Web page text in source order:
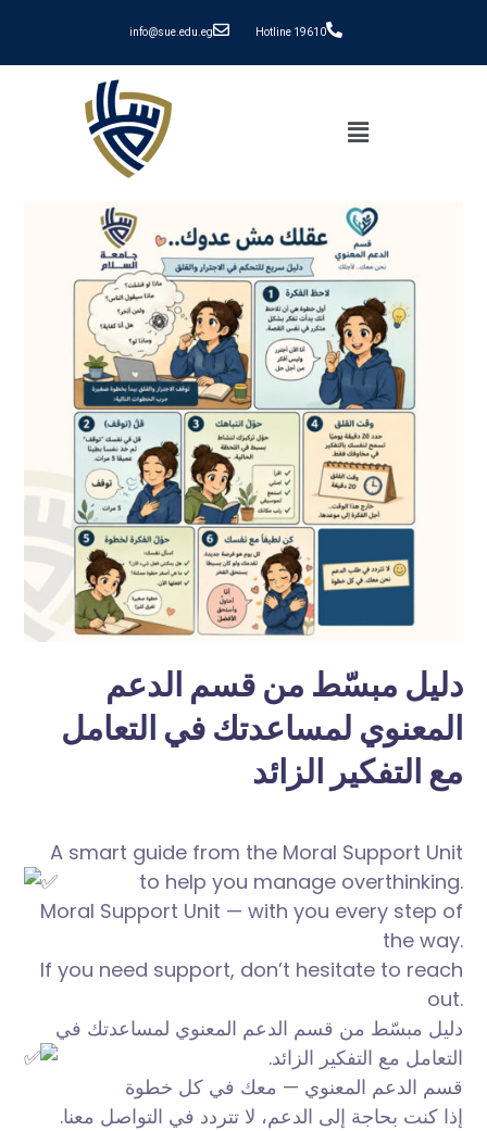
info@sue.edu.eg Hotline 19610
دليل مبسّط من قسم الدعم
المعنوي لمساعدتك في التعامل
مع التفكير الزائد
A smart guide from the Moral Support Unit
to help you manage overthinking.
Moral Support Unit — with you every step of
the way.
If you need support, don’t hesitate to reach
out.
دليل مبسّط من قسم الدعم المعنوي لمساعدتك في
التعامل مع التفكير الزائد.
قسم الدعم المعنوي — معك في كل خطوة
إذا كنت بحاجة إلى الدعم، لا تتردد في التواصل معنا.